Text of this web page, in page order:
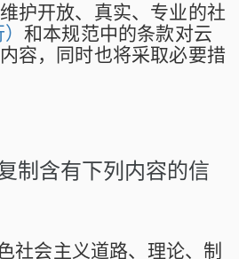
护开放、真实、专业的社
）和本规范中的条款对云
容，同时也将采取必要措
制含有下列内容的信
社会主义道路、理论、制